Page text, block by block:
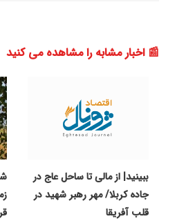
📰 اخبار مشابه را مشاهده می کنید
ببینید| از مالی تا ساحل عاج در
جاده کربلا/ مهر رهبر شهید در
قلب آفریقا